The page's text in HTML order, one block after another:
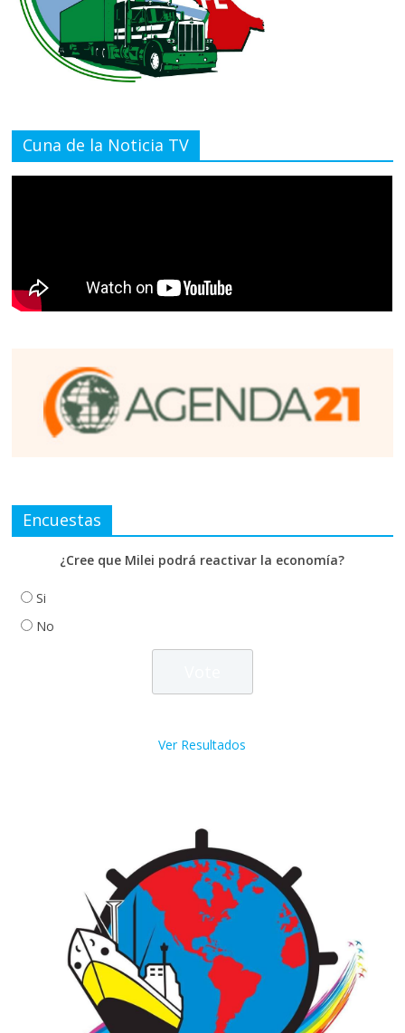
Cuna de la Noticia TV
Encuestas
¿Cree que Milei podrá reactivar la economía?
Si
No
Ver Resultados